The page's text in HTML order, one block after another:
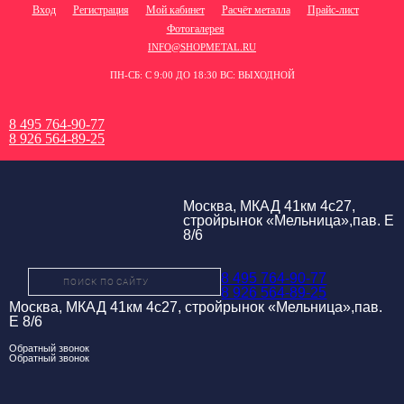
Вход Регистрация Мой кабинет Расчёт металла
Прайс-лист
Фотогалерея
INFO@SHOPMETAL.RU
ПН-СБ: С 9:00 ДО 18:30 ВС: ВЫХОДНОЙ
8 495 764-90-77
8 926 564-89-25
Москва, МКАД 41км 4с27,
стройрынок «Мельница»,пав. Е
8/6
8 495 764-90-77
8 926 564-89-25
Москва, МКАД 41км 4с27, стройрынок «Мельница»,пав.
Е 8/6
Обратный звонок
Обратный звонок